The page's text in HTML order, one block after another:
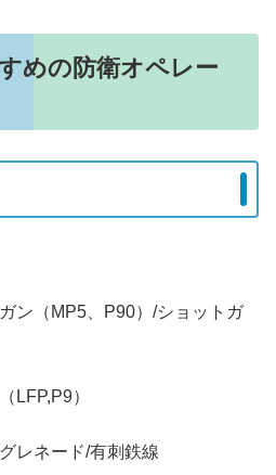
めの防衛オペレー
ン（MP5、P90）/ショットガ
LFP,P9）
レネード/有刺鉄線